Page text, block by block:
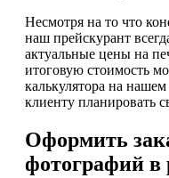
Несмотря на то что
наш прейскурант
актуальные цены на
итоговую стоимость
калькулятора на
клиенту планировать
Оформить
фотографий в